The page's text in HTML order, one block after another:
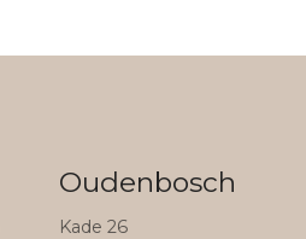
Oudenbosch
Kade 26